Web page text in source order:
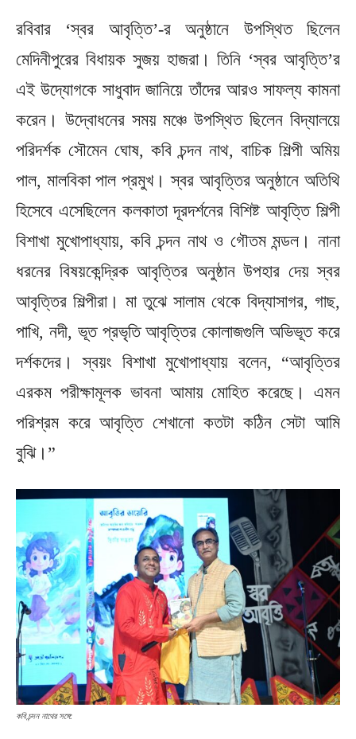
রবিবার ‘স্বর আবৃত্তি’-র অনুষ্ঠানে উপস্থিত ছিলেন
মেদিনীপুরের বিধায়ক সুজয় হাজরা। তিনি ‘স্বর আবৃত্তি’র
এই উদ্যোগকে সাধুবাদ জানিয়ে তাঁদের আরও সাফল্য কামনা
করেন। উদ্বোধনের সময় মঞ্চে উপস্থিত ছিলেন বিদ্যালয়ে
পরিদর্শক সৌমেন ঘোষ, কবি চন্দন নাথ, বাচিক শিল্পী অমিয়
পাল, মালবিকা পাল প্রমুখ। স্বর আবৃত্তির অনুষ্ঠানে অতিথি
হিসেবে এসেছিলেন কলকাতা দূরদর্শনের বিশিষ্ট আবৃত্তি শিল্পী
বিশাখা মুখোপাধ্যায়, কবি চন্দন নাথ ও গৌতম মন্ডল। নানা
ধরনের বিষয়কেন্দ্রিক আবৃত্তির অনুষ্ঠান উপহার দেয় স্বর
আবৃত্তির শিল্পীরা। মা তুঝে সালাম থেকে বিদ্যাসাগর, গাছ,
পাখি, নদী, ভূত প্রভৃতি আবৃত্তির কোলাজগুলি অভিভূত করে
দর্শকদের। স্বয়ং বিশাখা মুখোপাধ্যায় বলেন, “আবৃত্তির
এরকম পরীক্ষামূলক ভাবনা আমায় মোহিত করেছে। এমন
পরিশ্রম করে আবৃত্তি শেখানো কতটা কঠিন সেটা আমি
বুঝি।”
কবি চন্দন নাথের সঙ্গে: